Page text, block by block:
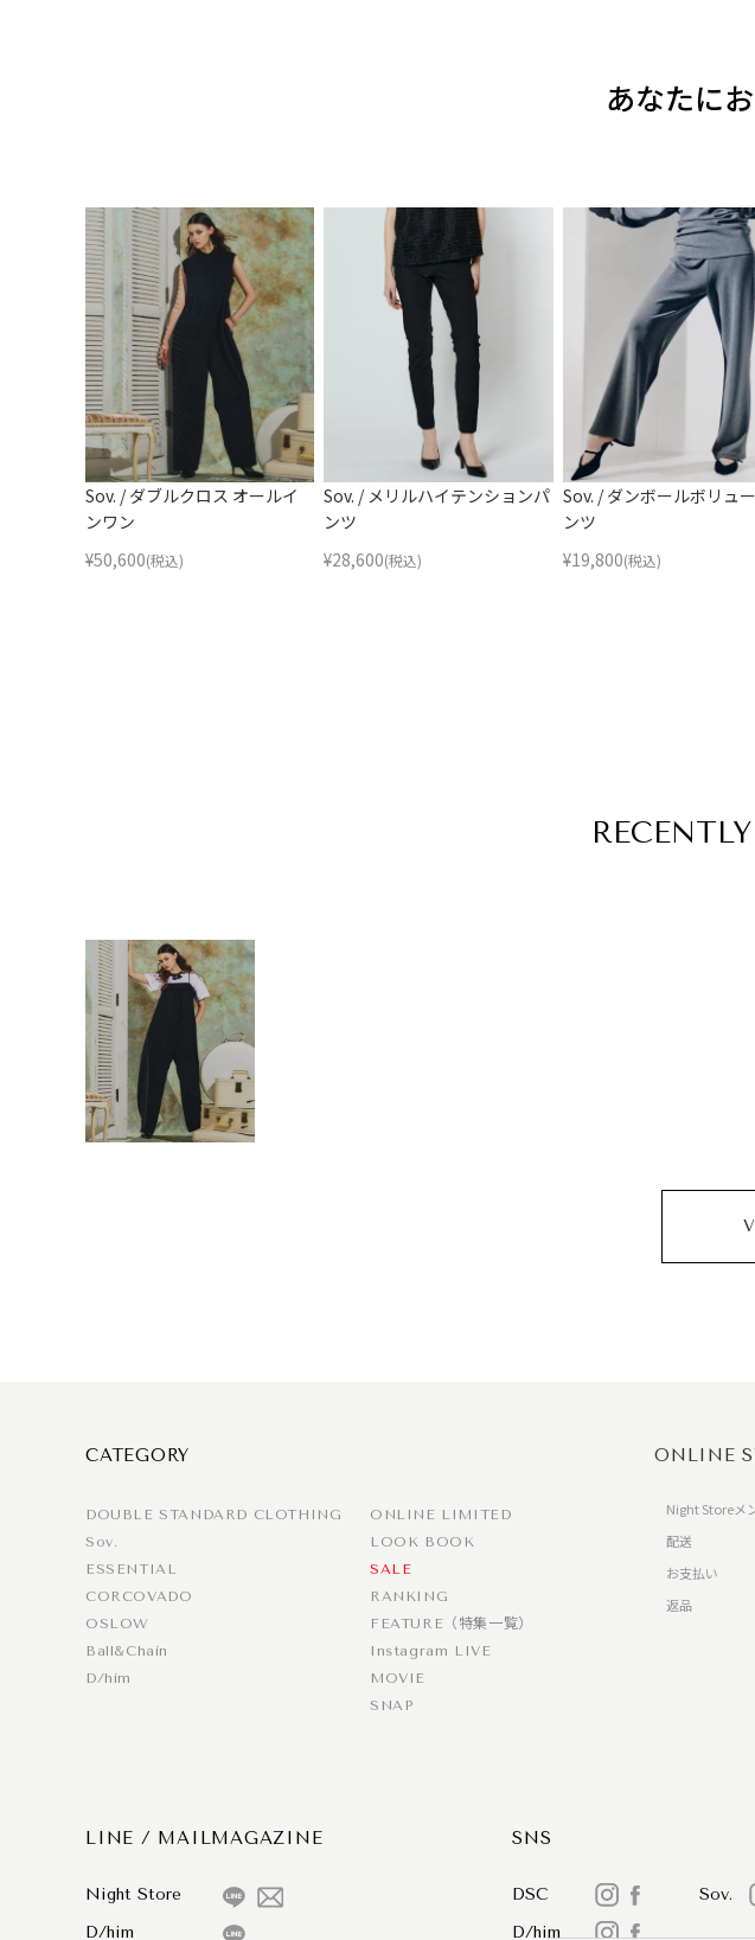
あなたに
Sov. / ダブルクロス オールイ
ンワン
¥50,600(税込)
Sov. / メリルハイテンションパ
ンツ
¥28,600(税込)
Sov. / ダンボールボリュ
ンツ
¥19,800(税込)
RECENTLY
CATEGORY
DOUBLE STANDARD CLOTHING
Sov.
ESSENTIAL
CORCOVADO
OSLOW
Ball&Chain
D/him
ONLINE LIMITED
LOOK BOOK
SALE
RANKING
FEATURE（特集一覧）
Instagram LIVE
MOVIE
SNAP
ONLINE
Night Storeメ
配送
お支払い
返品
LINE / MAILMAGAZINE
Night Store
D/him
SNS
DSC Sov.
D/him